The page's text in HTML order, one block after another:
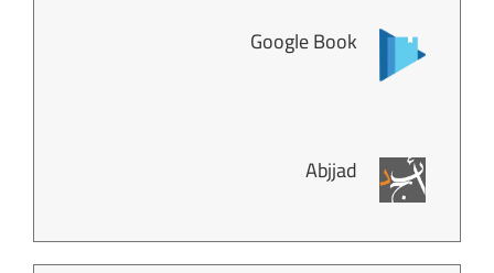
Google Book
Abjjad